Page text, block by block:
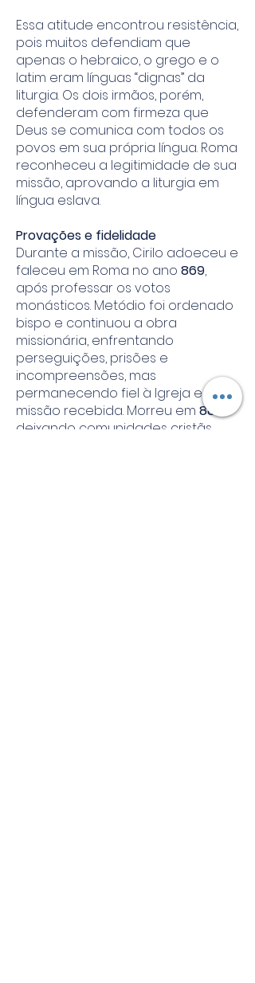
Essa atitude encontrou resistência,
pois muitos defendiam que
apenas o hebraico, o grego e o
latim eram línguas “dignas” da
liturgia. Os dois irmãos, porém,
defenderam com firmeza que
Deus se comunica com todos os
povos em sua própria língua. Roma
reconheceu a legitimidade de sua
missão, aprovando a liturgia em
língua eslava.
Provações e fidelidade
Durante a missão, Cirilo adoeceu e
faleceu em Roma no ano 869,
após professar os votos
monásticos. Metódio foi ordenado
bispo e continuou a obra
missionária, enfrentando
perseguições, prisões e
incompreensões, mas
permanecendo fiel à Igreja e à
missão recebida. Morreu em 885
deixando comunidades cristãs